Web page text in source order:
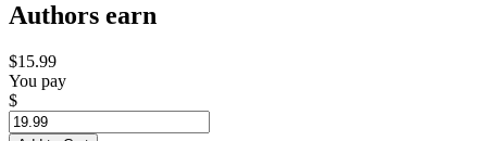
Authors earn
$15.99
You pay
$